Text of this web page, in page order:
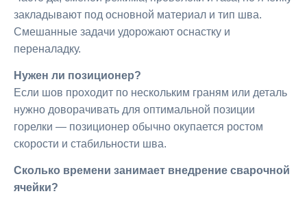
закладывают под основной материал и тип шва.
Смешанные задачи удорожают оснастку и
переналадку.
Нужен ли позиционер?
Если шов проходит по нескольким граням или деталь
нужно доворачивать для оптимальной позиции
горелки — позиционер обычно окупается ростом
скорости и стабильности шва.
Сколько времени занимает внедрение сварочной
ячейки?